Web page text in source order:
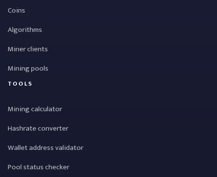
Coins
Algorithms
Miner clients
Mining pools
TOOLS
Mining calculator
Hashrate converter
Wallet address validator
Pool status checker